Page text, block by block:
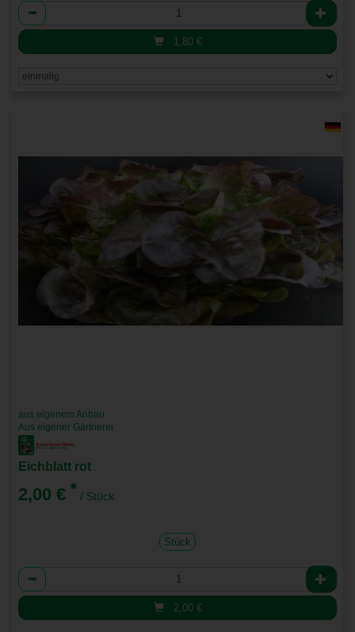
Anzahl
1,80 €
aus eigenem Anbau
Aus eigener Gärtnerei
Eichblatt rot
2,00 € * / Stück
Stück
Anzahl
2,00 €